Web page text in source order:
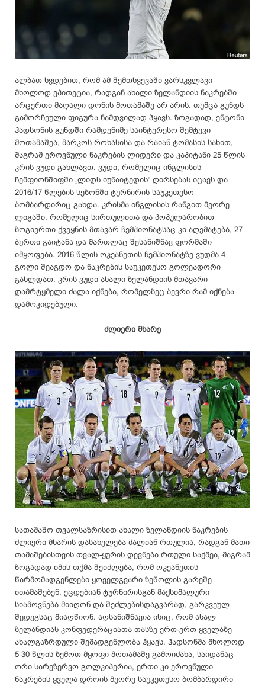
ალბათ ხვდებით, რომ ამ შემთხვევაში ვარსკვლავი
მხოლოდ ეპითეტია, რადგან ახალი ზელანდიის ნაკრებში
არცერთი მაღალი დონის მოთამაშე არ არის. თუმცა გუნდს
გამორჩეული ფიგურა ნამდვილად ჰყავს. ზოგადად, ენტონი
ჰადსონის გუნდში რამდენიმე საინტერესო შემტევი
მოთამაშეა, მარკოს როხასისა და რაიან ტომასის სახით,
მაგრამ ეროვნული ნაკრების ლიდერი და კაპიტანი 25 წლის
კრის ვუდი გახლავთ. ვუდი, რომელიც ინგლისის
ჩემფიონშიფში „ლიდს იუნაიტედის“ ღირსებას იცავს და
2016/17 წლების სეზონში ტურნირის საუკეთესო
ბომბარდირიც გახდა. კრისმა ინგლისის რანგით მეორე
ლიგაში, რომელიც სირთულითა და პოპულარობით
ზოგიერთი ქვეყნის მთავარ ჩემპიონატსაც კი აღემატება, 27
ბურთი გაიტანა და მართლაც შესანიშნავ ფორმაში
იმყოფება. 2016 წლის ოკეანეთის ჩემპიონატზე ვუდმა 4
გოლი შეაგდო და ნაკრების საუკეთესო გოლეადორი
გახლდათ. კრის ვუდი ახალი ზელანდიის მთავარი
დამრტყმელი ძალა იქნება, რომელზეც ბევრი რამ იქნება
დამოკიდებული.
ძლიერი მხარე
სათამაშო თვალსაზრისით ახალი ზელანდიის ნაკრების
ძლიერი მხარის დასახელება ძალიან რთულია, რადგან მათი
თამაშებისთვის თვალ-ყურის დევნება რთული საქმეა, მაგრამ
ზოგადად იმის თქმა შეიძლება, რომ ოკეანეთის
წარმომადგენლები ყოველგვარი ზეწოლის გარეშე
ითამაშებენ, ეცდებიან ტურნირისგან მაქსიმალური
სიამოვნება მიიღონ და შეძლებისდაგვარად, გარკვეულ
შედეგსაც მიაღწიონ. აღსანიშნავია ისიც, რომ ახალ
ზელანდიას კონფედერაციათა თასზე ერთ-ერთ ყველაზე
ახალგაზრდული შემადგენლობა ჰყავს. ჰადსონმა მხოლოდ
5 30 წლის ზემოთ მყოფი მოთამაშე გამოიძახა, საიდანაც
ორი სარეზერვო გოლკიპერია, ერთი კი ეროვნული
ნაკრების ყველა დროის მეორე საუკეთესო ბომბარდირი